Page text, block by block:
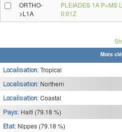
ORTHO-
>L1A
PLEIADES 1A P+MS
0:01Z
Mots
Localisation: Tropical
Localisation: Northern
Localisation: Coastal
Pays: Haiti (79.18 %)
Etat: Nippes (79.18 %)